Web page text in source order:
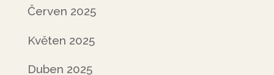
Červen 2025
Květen 2025
Duben 2025